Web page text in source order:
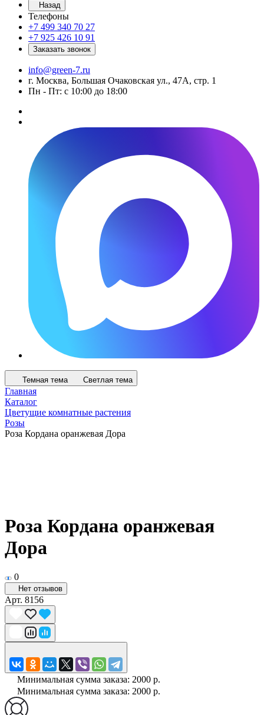
Назад
Телефоны
+7 499 340 70 27
+7 925 426 10 91
Заказать звонок
info@green-7.ru
г. Москва, Большая Очаковская ул., 47А, стр. 1
Пн - Пт: с 10:00 до 18:00
Темная тема Светлая тема
Главная
Каталог
Цветущие комнатные растения
Розы
Роза Кордана оранжевая Дора
Роза Кордана оранжевая
Дора
0
Нет отзывов
Арт. 8156
Минимальная сумма заказа: 2000 р.
Минимальная сумма заказа: 2000 р.